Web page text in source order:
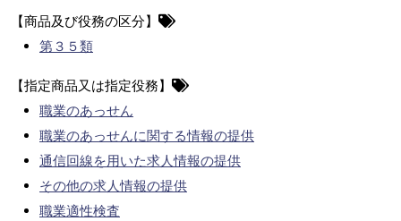
【商品及び役務の区分】
第３５類
【指定商品又は指定役務】
職業のあっせん
職業のあっせんに関する情報の提供
通信回線を用いた求人情報の提供
その他の求人情報の提供
職業適性検査